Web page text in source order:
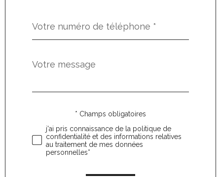
*
Fieldset
défaut
Message
*
Validation* Champs obligatoires
j'ai pris connaissance de la politique de
confidentialité et des informations relatives
au traitement de mes données
personnelles*